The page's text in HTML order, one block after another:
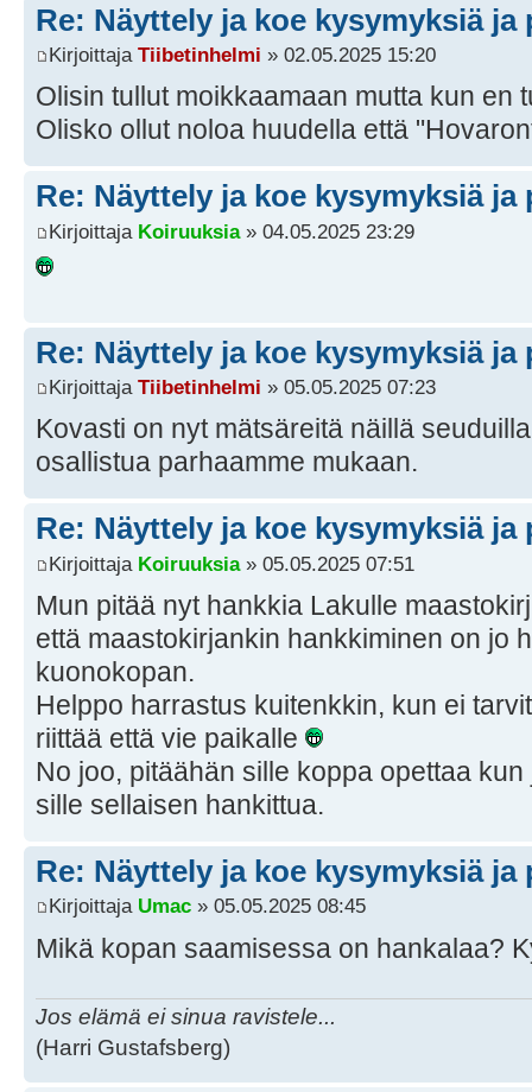
Re: Näyttely ja koe kysymyksiä ja
Kirjoittaja Tiibetinhelmi » 02.05.2025 15:20
Olisin tullut moikkaamaan mutta kun en
Olisko ollut noloa huudella että
Re: Näyttely ja koe kysymyksiä ja
Kirjoittaja Koiruuksia» 04.05.2025 23:29
Re: Näyttely ja koe kysymyksiä ja
Kirjoittaja Tiibetinhelmi » 05.05.2025 07:23
Kovasti on nyt mätsäreitä näillä
osallistua parhaamme mukaan.
Re: Näyttely ja koe kysymyksiä ja
Kirjoittaja Koiruuksia» 05.05.2025 07:51
Mun pitää nyt hankkia Lakulle
että maastokirjankin hankkiminen on jo
kuonokopan.
Helppo harrastus kuitenkkin, kun ei
riittää että vie paikalle
No joo, pitäähän sille koppa opettaa
sille sellaisen hankittua.
Re: Näyttely ja koe kysymyksiä ja
Kirjoittaja Umac » 05.05.2025 08:45
Mikä kopan saamisessa on hankalaa?
Jos elämä ei sinua ravistele...
(Harri Gustafsberg)